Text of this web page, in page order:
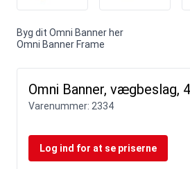
Byg dit Omni Banner her
Omni Banner Frame
Omni Banner, vægbeslag,
Varenummer: 2334
Log ind for at se priserne